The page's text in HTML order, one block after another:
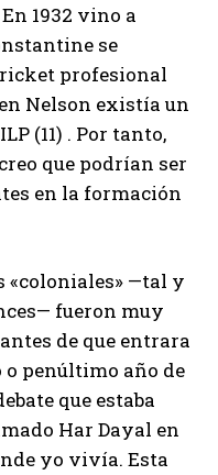
1932 vino a
se
profesional
Nelson existía un
(11) . Por tanto,
que podrían ser
en la formación
«coloniales» —tal y
fueron muy
de que entrara
penúltimo año de
que estaba
Har Dayal en
yo vivía. Esta